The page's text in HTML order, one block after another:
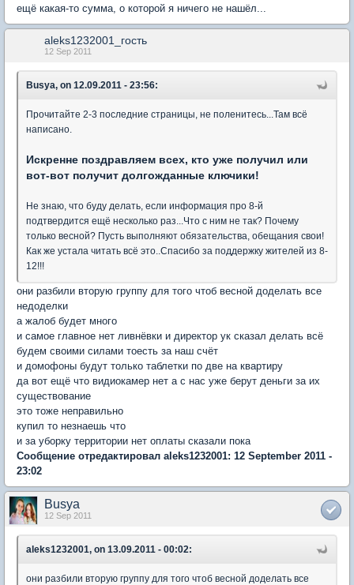
ещё какая-то сумма, о которой я ничего не нашёл...
aleks1232001_гость
12 Sep 2011
Busya, on 12.09.2011 - 23:56:
Прочитайте 2-3 последние страницы, не поленитесь...Там всё
написано.
Искренне поздравляем всех, кто уже получил или
вот-вот получит долгожданные ключики!
Не знаю, что буду делать, если информация про 8-й
подтвердится ещё несколько раз...Что с ним не так? Почему
только весной? Пусть выполняют обязательства, обещания свои!
Как же устала читать всё это..Спасибо за поддержку жителей из 8-
12!!!
они разбили вторую группу для того чтоб весной доделать все
недоделки
а жалоб будет много
и самое главное нет ливнёвки и директор ук сказал делать всё
будем своими силами тоесть за наш счёт
и домофоны будут только таблетки по две на квартиру
да вот ещё что видиокамер нет а с нас уже берут деньги за их
существование
это тоже неправильно
купил то незнаешь что
и за уборку территории нет оплаты сказали пока
Сообщение отредактировал aleks1232001: 12 September 2011 -
23:02
Busya
12 Sep 2011
aleks1232001, on 13.09.2011 - 00:02:
они разбили вторую группу для того чтоб весной доделать все